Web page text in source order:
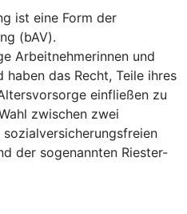
ist eine Form der
(bAV).
Arbeitnehmerinnen und
das Recht, Teile ihres
einfließen zu
zwischen zwei
der sogenannten Riester-